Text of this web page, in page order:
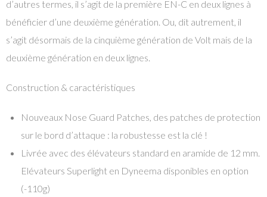
d’autres termes, il s’agit de la première EN-C en deux lignes à
bénéficier d’une deuxième génération. Ou, dit autrement, il
s’agit désormais de la cinquième génération de Volt mais de la
deuxième génération en deux lignes.
Construction & caractéristiques
Nouveaux Nose Guard Patches, des patches de protection
sur le bord d’attaque : la robustesse est la clé !
Livrée avec des élévateurs standard en aramide de 12 mm.
Elévateurs Superlight en Dyneema disponibles en option
(-110g)